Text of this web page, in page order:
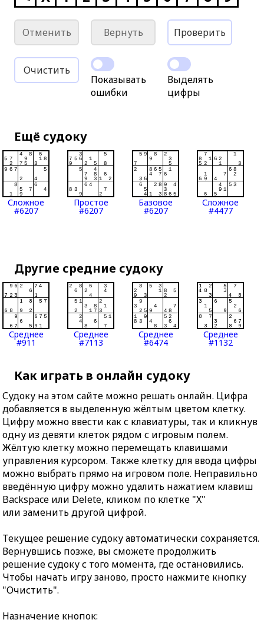
Отменить Вернуть Проверить
Очистить
Показывать
ошибки
Выделять
цифры
Ещё судоку
Сложное
#6207
Простое
#6207
Базовое
#6207
Сложное
#4477
Другие средние судоку
Среднее
#911
Среднее
#7113
Среднее
#6474
Среднее
#1132
Как играть в онлайн судоку
Судоку на этом сайте можно решать онлайн. Цифра
добавляется в выделенную жёлтым цветом клетку.
Цифру можно ввести как с клавиатуры, так и кликнув
одну из девяти клеток рядом с игровым полем.
Жёлтую клетку можно перемещать клавишами
управления курсором. Также клетку для ввода цифры
можно выбрать прямо на игровом поле. Неправильно
введённую цифру можно удалить нажатием клавиш
Backspace или Delete, кликом по клетке "X"
или заменить другой цифрой.
Текущее решение судоку автоматически сохраняется.
Вернувшись позже, вы сможете продолжить
решение судоку с того момента, где остановились.
Чтобы начать игру заново, просто нажмите кнопку
"Очистить".
Назначение кнопок: